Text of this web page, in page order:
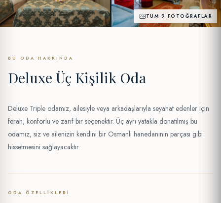
TÜM 9 FOTOĞRAFLAR
BU ODA HAKKINDA
Deluxe Üç Kişilik Oda
Deluxe Triple odamız, ailesiyle veya arkadaşlarıyla seyahat edenler için
ferah, konforlu ve zarif bir seçenektir. Üç ayrı yatakla donatılmış bu
odamız, siz ve ailenizin kendini bir Osmanlı hanedanının parçası gibi
hissetmesini sağlayacaktır.
ODA ÖZELLIKLERI